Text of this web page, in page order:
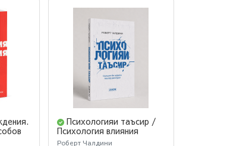
Психологияи таъсир /
Психология влияния
(Jahon.tj)
Роберт Чалдини